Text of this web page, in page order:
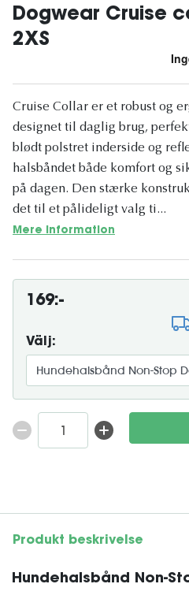
Dogwear Cruise
2XS
Cruise Collar er et robust og
designet til daglig brug,
blødt polstret inderside og
halsbåndet både komfort og
på dagen. Den stærke
det til et pålideligt valg ti...
Mere information
169:-
Välj:
Produkt beskrivelse
Hundehalsbånd Non-